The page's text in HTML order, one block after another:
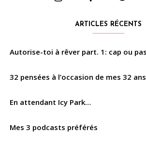
ARTICLES RÉCENTS
Autorise-toi à rêver part. 1: cap ou
32 pensées à l’occasion de mes 32 ans
En attendant Icy Park…
Mes 3 podcasts préférés